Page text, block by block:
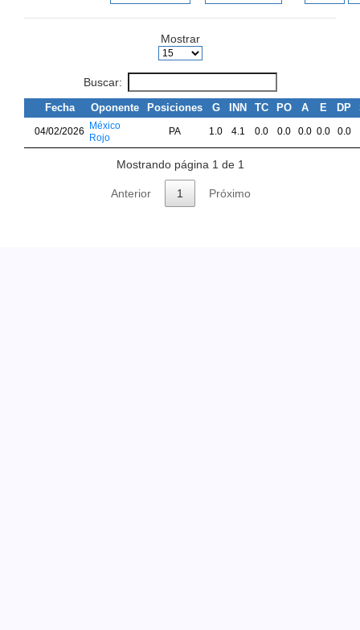
Mostrar
Buscar:
Fecha Oponente Posiciones G INN TC PO A E DP
04/02/2026
México
Rojo
PA 1.0 4.1 0.0 0.0 0.0 0.0 0.0
Mostrando página 1 de 1
Anterior 1 Próximo